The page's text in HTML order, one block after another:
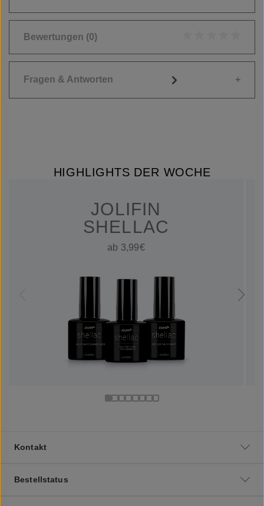
Bewertungen (0)
Fragen & Antworten
HIGHLIGHTS DER WOCHE
JOLIFIN
SHELLAC
ab 3,99€
Kontakt
Bestellstatus